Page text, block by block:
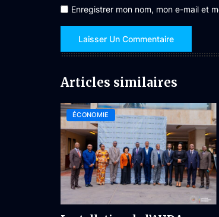
Enregistrer mon nom, mon e-mail et
Articles similaires
ÉCONOMIE